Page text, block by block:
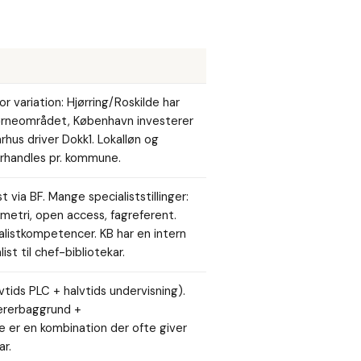
variation: Hjørring/Roskilde har
København investerer
driver Dokk1. Lokalløn og
pr. kommune.
BF. Mange specialiststillinger:
open access, fagreferent.
KB har en intern
til chef-bibliotekar.
PLC + halvtids undervisning).
+
er en kombination der ofte giver